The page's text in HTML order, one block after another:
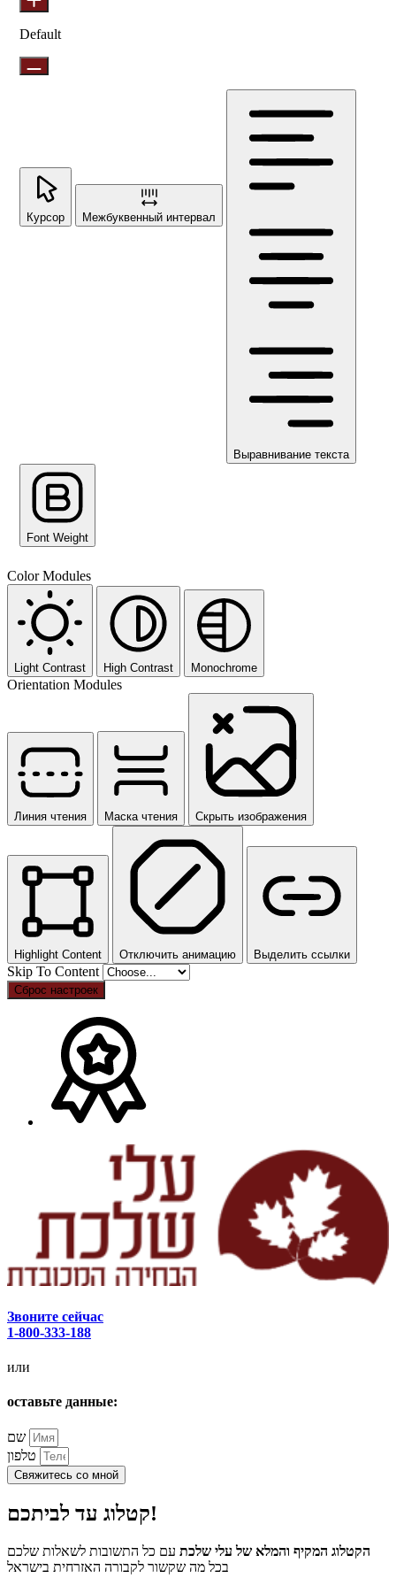
Default
Курсор Межбуквенный интервал
Выравнивание текста
Font Weight
Color Modules
Light Contrast High Contrast Monochrome
Orientation Modules
Линия чтения Маска чтения Скрыть изображения
Highlight Content Отключить анимацию Выделить ссылки
Skip To Content
Сброс настроек
Звоните сейчас
1-800-333-188
или
оставьте данные:
Свяжитесь со мной
קטלוג עד לביתכם!
הקטלוג המקיף והמלא של עלי שלכת עם כל התשובות לשאלות שלכם
בכל מה שקשור לקבורה האזרחית בישראל